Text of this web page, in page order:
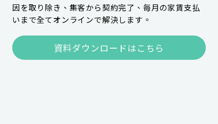
因を取り除き、 集客から契約完了、毎月の家賃支払
いまで全てオンラインで解決します。
資料ダウンロードはこちら